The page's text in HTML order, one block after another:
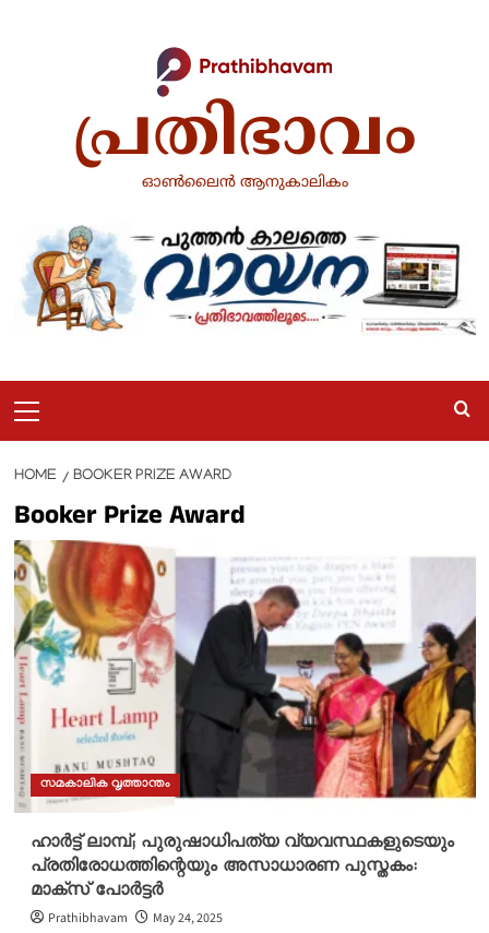
പ്രതിഭാവം
ഓൺലൈൻ ആനുകാലികം
Menu
HOME BOOKER PRIZE AWARD
Booker Prize Award
സമകാലിക വൃത്താന്തം
ഹാർട്ട് ലാമ്പ്; പുരുഷാധിപത്യ വ്യവസ്ഥകളുടെയും
പ്രതിരോധത്തിന്റെയും അസാധാരണ പുസ്തകം:
മാക്‌സ് പോർട്ടർ
Prathibhavam May 24, 2025